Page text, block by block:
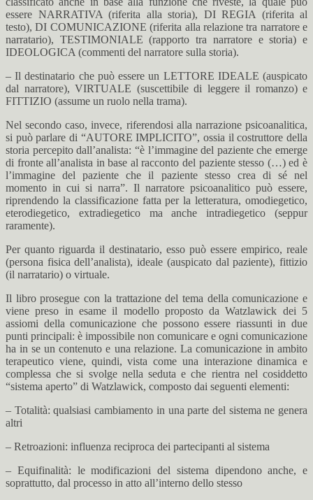
essere NARRATIVA (riferita alla storia), DI REGIA (riferita al
testo), DI COMUNICAZIONE (riferita alla relazione tra narratore e
narratario), TESTIMONIALE (rapporto tra narratore e storia) e
IDEOLOGICA (commenti del narratore sulla storia).
– Il destinatario che può essere un LETTORE IDEALE (auspicato
dal narratore), VIRTUALE (suscettibile di leggere il romanzo) e
FITTIZIO (assume un ruolo nella trama).
Nel secondo caso, invece, riferendosi alla narrazione psicoanalitica,
si può parlare di “AUTORE IMPLICITO”, ossia il costruttore della
storia percepito dall’analista: “è l’immagine del paziente che emerge
di fronte all’analista in base al racconto del paziente stesso (…) ed è
l’immagine del paziente che il paziente stesso crea di sé nel
momento in cui si narra”. Il narratore psicoanalitico può essere,
riprendendo la classificazione fatta per la letteratura, omodiegetico,
eterodiegetico, extradiegetico ma anche intradiegetico (seppur
raramente).
Per quanto riguarda il destinatario, esso può essere empirico, reale
(persona fisica dell’analista), ideale (auspicato dal paziente), fittizio
(il narratario) o virtuale.
Il libro prosegue con la trattazione del tema della comunicazione e
viene preso in esame il modello proposto da Watzlawick dei 5
assiomi della comunicazione che possono essere riassunti in due
punti principali: è impossibile non comunicare e ogni comunicazione
ha in se un contenuto e una relazione. La comunicazione in ambito
terapeutico viene, quindi, vista come una interazione dinamica e
complessa che si svolge nella seduta e che rientra nel cosiddetto
“sistema aperto” di Watzlawick, composto dai seguenti elementi:
– Totalità: qualsiasi cambiamento in una parte del sistema ne genera
altri
– Retroazioni: influenza reciproca dei partecipanti al sistema
– Equifinalità: le modificazioni del sistema dipendono anche, e
soprattutto, dal processo in atto all’interno dello stesso